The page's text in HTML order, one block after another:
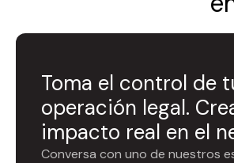
Toma el control de
operación legal.
impacto real en el
Conversa con uno de nuestros